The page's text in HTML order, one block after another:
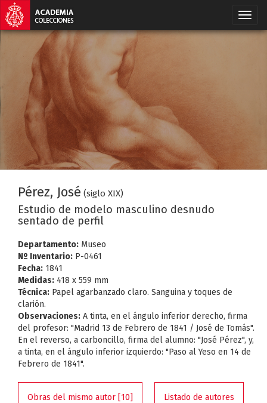
Pérez, José (siglo XIX)
Estudio de modelo masculino desnudo
sentado de perfil
Departamento: Museo
Nº Inventario: P-0461
Fecha: 1841
Medidas: 418 x 559 mm
Técnica: Papel agarbanzado claro. Sanguina y toques de
clarión.
Observaciones: A tinta, en el ángulo inferior derecho, firma
del profesor: "Madrid 13 de Febrero de 1841 / José de Tomás".
En el reverso, a carboncillo, firma del alumno: "José Pérez", y,
a tinta, en el ángulo inferior izquierdo: "Paso al Yeso en 14 de
Febrero de 1841".
Obras del mismo autor [10] Listado de autores